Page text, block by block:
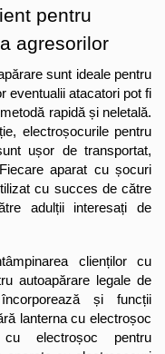
pentru
agresorilor
sunt ideale pentru
eventualii atacatori pot fi
rapidă și neletală.
electroșocurile pentru
ușor de transportat,
aparat cu șocuri
cu succes de către
adulții interesați de
clienților cu
autoapărare legale de
și funcții
lanterna cu electroșoc
cu electroșoc pentru